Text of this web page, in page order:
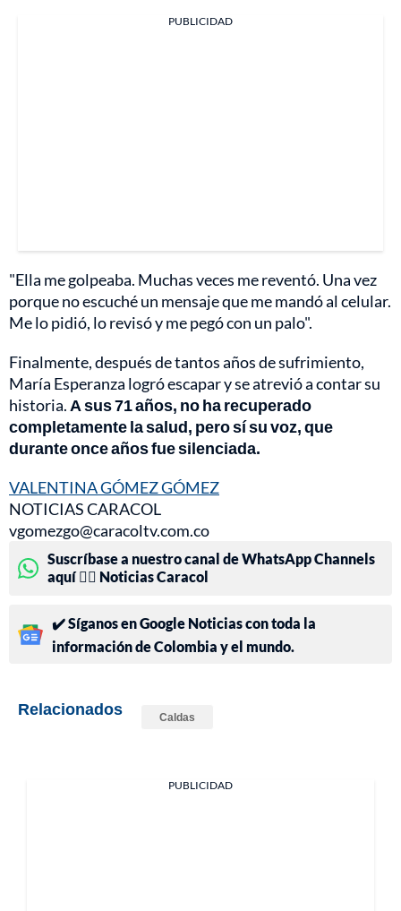
PUBLICIDAD
"Ella me golpeaba. Muchas veces me reventó. Una vez
porque no escuché un mensaje que me mandó al celular.
Me lo pidió, lo revisó y me pegó con un palo".
Finalmente, después de tantos años de sufrimiento,
María Esperanza logró escapar y se atrevió a contar su
historia. A sus 71 años, no ha recuperado
completamente la salud, pero sí su voz, que
durante once años fue silenciada.
VALENTINA GÓMEZ GÓMEZ
NOTICIAS CARACOL
vgomezgo@caracoltv.com.co
Suscríbase a nuestro canal de WhatsApp Channels
aquí 👉🏻 Noticias Caracol
✔️ Síganos en Google Noticias con toda la
información de Colombia y el mundo.
Relacionados Caldas
PUBLICIDAD